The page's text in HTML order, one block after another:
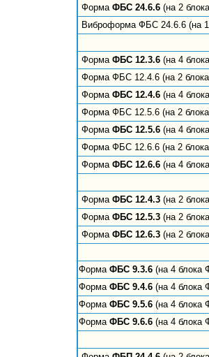
Форма ФБС 24.6.6 (на 2
Виброформа ФБС 24.6.6 (на
Форма ФБС 12.3.6 (на 4
Форма ФБС 12.4.6 (на 2
Форма ФБС 12.4.6 (на 4
Форма ФБС 12.5.6 (на 2
Форма ФБС 12.5.6 (на 4
Форма ФБС 12.6.6 (на 2
Форма ФБС 12.6.6 (на 4
Форма ФБС 12.4.3 (на 2
Форма ФБС 12.5.3 (на 2
Форма ФБС 12.6.3 (на 2
Форма ФБС 9.3.6 (на 4 блока
Форма ФБС 9.4.6 (на 4 блока
Форма ФБС 9.5.6 (на 4 блока
Форма ФБС 9.6.6 (на 4 блока